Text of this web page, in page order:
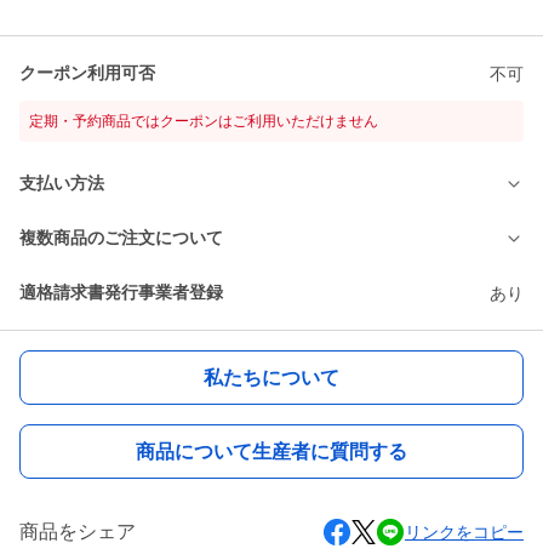
クーポン利用可否 不可
定期・予約商品ではクーポンはご利用いただけません
支払い方法
複数商品のご注文について
適格請求書発行事業者登録 あり
私たちについて
商品について生産者に質問する
商品をシェア リンクをコピー